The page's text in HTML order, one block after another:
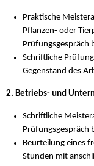
Praktische
Pflanzen- oder
Prüfungsgespräch
Schriftliche
Gegenstand des
2. Betriebs- und
Schriftliche
Prüfungsgespräch
Beurteilung eines
Stunden mit